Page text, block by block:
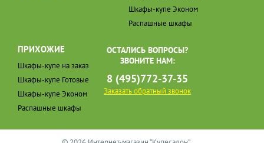
Шкафы-купе Эконом
Распашные шкафы
ПРИХОЖИЕ
Шкафы-купе на заказ
Шкафы-купе Готовые
Шкафы-купе Эконом
Распашные шкафы
ОСТАЛИСЬ ВОПРОСЫ?
ЗВОНИТЕ НАМ:
8 (495)772-37-35
Заказать обратный звонок